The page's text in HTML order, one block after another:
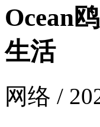
Ocean
生活
网络 /